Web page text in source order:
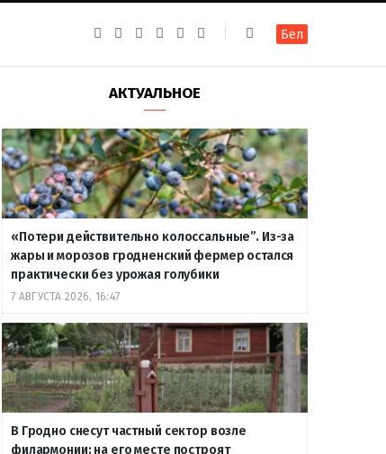
k
a
g
a
m
g
r
a
m
u
b
т
е
Бел
АКТУАЛЬНОЕ
«Потери действительно колоссальные”. Из-за
жары и морозов гродненский фермер остался
практически без урожая голубики
7 АВГУСТА 2026, 16:47
В Гродно снесут частный сектор возле
филармонии: на его месте построят